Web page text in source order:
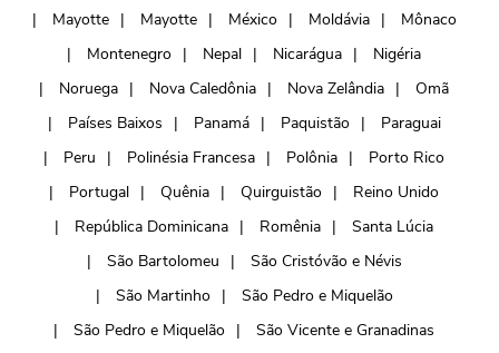
Mayotte
Mayotte México Moldávia
Mônaco
Montenegro
Nepal Nicarágua
Nigéria
Noruega
Nova Caledônia Nova Zelândia
Omã
Países Baixos
Panamá Paquistão
Paraguai
Peru
Polinésia Francesa Polônia
Porto Rico
Portugal
Quênia Quirguistão
Reino Unido
República Dominicana
Romênia
Santa Lúcia
São Bartolomeu
São Cristóvão e Névis
São Martinho
São Pedro e Miquelão
São Pedro e Miquelão
São Vicente e Granadinas